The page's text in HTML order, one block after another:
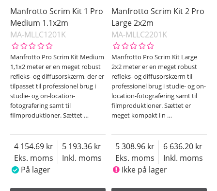
Manfrotto Scrim Kit 1 Pro
Medium 1.1x2m
MA-MLLC1201K
Manfrotto Pro Scrim Kit Medium
1,1x2 meter er en meget robust
refleks- og diffusorskærm, der er
tilpasset til professionel brug i
studie- og on-location-
fotografering samt til
filmproduktioner. Sættet …
Eks. moms
4 154.69
Inkl. moms
5 193.36
På lager
Manfrotto Scrim Kit 2 Pro
Large 2x2m
MA-MLLC2201K
Manfrotto Pro Scrim Kit Large
2x2 meter er en meget robust
refleks- og diffusorskærm til
professionel brug i studie- og on-
location-fotografering samt til
filmproduktioner. Sættet er
meget kompakt i n …
Eks. moms
5 308.96
Inkl. moms
6 636.20
Ikke på lager